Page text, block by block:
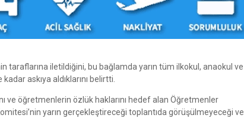
taraflarına iletildiğini, bu bağlamda yarın tüm ilkokul, anaokul ve
askıya aldıklarını belirtti.
ve öğretmenlerin özlük haklarını hedef alan Öğretmenler
yarın gerçekleştireceği toplantıda görüşülmeyeceği ve